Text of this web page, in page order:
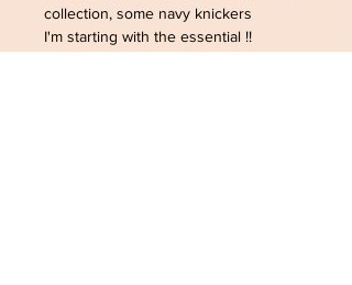
collection, some navy knickers
I'm starting with the essential !!